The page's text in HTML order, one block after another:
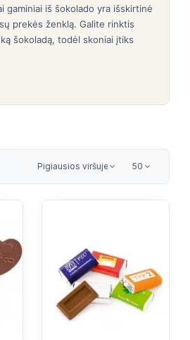
gaminiai iš šokolado yra išskirtinė
prekės ženklą. Galite rinktis
šokoladą, todėl skoniai įtiks
Pigiausios viršuje 50